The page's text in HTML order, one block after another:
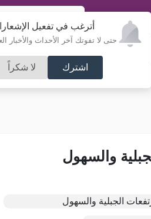
أترغب في تفعيل
حتى لا تفوتك آخر الأحداث والأخبار
اشترك لا شكراً
استثمار فلسطين مجلس الأمةرياضة
والسهول